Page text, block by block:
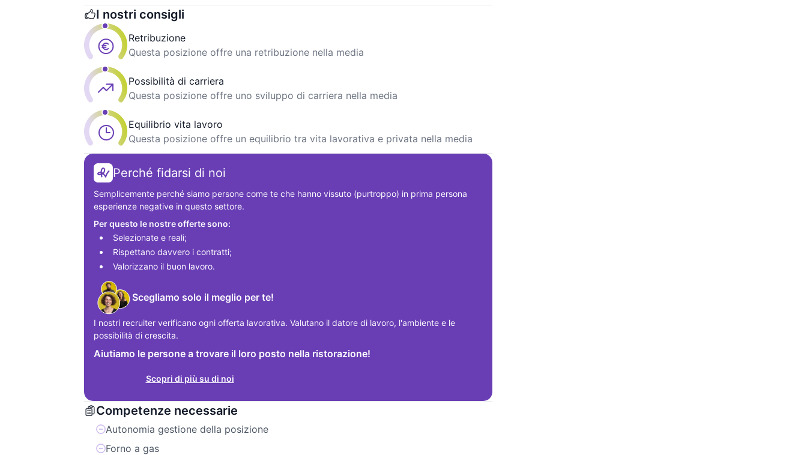
I nostri consigli
Retribuzione
Questa posizione offre una retribuzione nella media
Possibilità di carriera
Questa posizione offre uno sviluppo di carriera nella media
Equilibrio vita lavoro
Questa posizione offre un equilibrio tra vita lavorativa e privata nella media
Perché fidarsi di noi
Semplicemente perché siamo persone come te che hanno vissuto (purtroppo) in prima persona
esperienze negative in questo settore.
Per questo le nostre offerte sono:
Selezionate e reali;
Rispettano davvero i contratti;
Valorizzano il buon lavoro.
Scegliamo solo il meglio per te!
I nostri recruiter verificano ogni offerta lavorativa. Valutano il datore di lavoro, l'ambiente e le
possibilità di crescita.
Aiutiamo le persone a trovare il loro posto nella ristorazione!
Scopri di più su di noi
Competenze necessarie
Autonomia gestione della posizione
Forno a gas